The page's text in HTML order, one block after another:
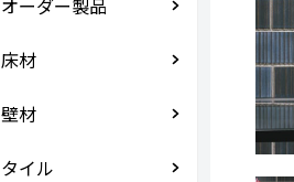
オーダー製品
床材
壁材
タイル